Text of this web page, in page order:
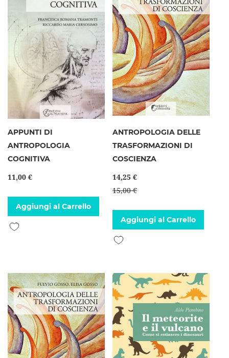
APPUNTI DI
ANTROPOLOGIA
COGNITIVA
11,00 €
Aggiungi al Carrello
Aggiungi alla lista desideri
ANTROPOLOGIA DELLE
TRASFORMAZIONI DI
COSCIENZA
14,25 €
15,00 €
Aggiungi al Carrello
Aggiungi alla lista desideri